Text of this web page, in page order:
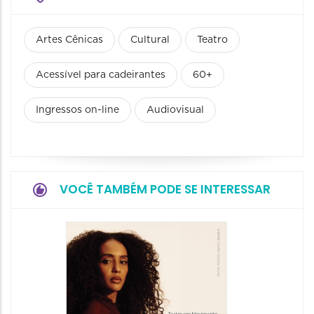
Artes Cênicas Cultural Teatro
Acessível para cadeirantes 60+
Ingressos on-line Audiovisual
VOCÊ TAMBÉM PODE SE INTERESSAR